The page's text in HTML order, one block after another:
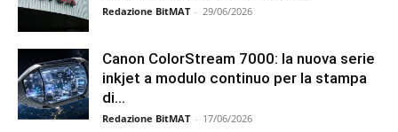
Redazione BitMAT - 29/06/2026
Canon ColorStream 7000: la nuova serie
inkjet a modulo continuo per la stampa
di...
Redazione BitMAT - 17/06/2026